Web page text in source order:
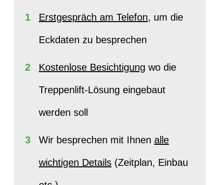
1 Erstgespräch am Telefon, um die
Eckdaten zu besprechen
2 Kostenlose Besichtigung wo die
Treppenlift-Lösung eingebaut
werden soll
3 Wir besprechen mit Ihnen alle
wichtigen Details (Zeitplan, Einbau